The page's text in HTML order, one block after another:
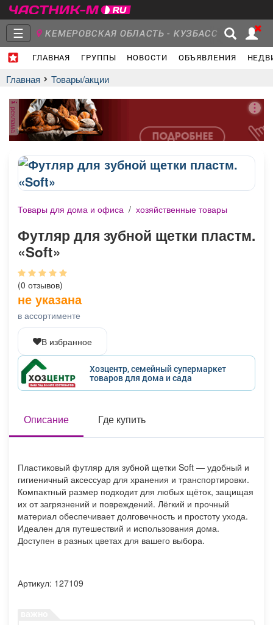
☰ КЕМЕРОВСКАЯ ОБЛАСТЬ - КУЗБАСС
ГЛАВНАЯ ГРУППЫ НОВОСТИ ОБЪЯВЛЕНИЯ
Главная
Объявления Недвижимость Услуги
Работа Транспорт Компании
Афиша
ТВ программа Я - пенсионер
Главная Товары/акции
реклама
Товары для дома и офиса / хозяйственные товары
Футляр для зубной щетки пластм.
«Soft»
(0 отзывов)
не указана
в ассортименте
В избранное
Хозцентр, семейный супермаркет
товаров для дома и сада
Описание Где купить
Пластиковый футляр для зубной щетки Soft — удобный и
гигиеничный аксессуар для хранения и транспортировки.
Компактный размер подходит для любых щёток, защищая
их от загрязнений и повреждений. Лёгкий и прочный
материал обеспечивает долговечность и простоту ухода.
Идеален для путешествий и использования дома.
Доступен в разных цветах для вашего выбора.
Артикул: 127109